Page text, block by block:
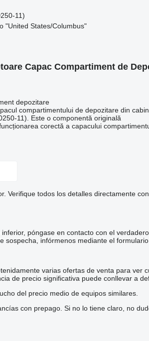
11)
"United States/Columbus"
Capac Compartiment de
depozitare
compartimentului de depozitare din
11). Este o componentă originală
corectă a capacului
Verifique todos los detalles directamente
póngase en contacto con el
sospecha, infórmenos mediante el
varias ofertas de venta para
de precio significativa puede conllevar a
del precio medio de equipos similares.
con prepago. Si no lo tiene claro, no